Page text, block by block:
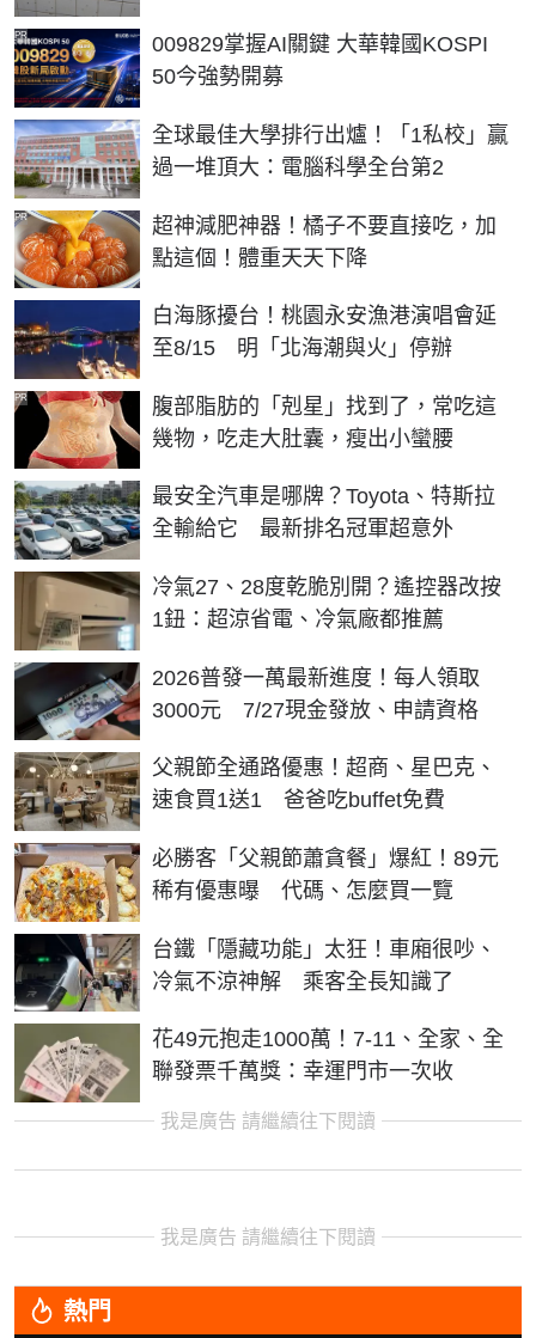
009829掌握AI關鍵 大華韓國KOSPI
50今強勢開募
PR
全球最佳大學排行出爐！「1私校」贏
過一堆頂大：電腦科學全台第2
超神減肥神器！橘子不要直接吃，加
點這個！體重天天下降
PR
白海豚擾台！桃園永安漁港演唱會延
至8/15 明「北海潮與火」停辦
腹部脂肪的「剋星」找到了，常吃這
幾物，吃走大肚囊，瘦出小蠻腰
PR
最安全汽車是哪牌？Toyota、特斯拉
全輸給它 最新排名冠軍超意外
冷氣27、28度乾脆別開？遙控器改按
1鈕：超涼省電、冷氣廠都推薦
2026普發一萬最新進度！每人領取
3000元 7/27現金發放、申請資格
父親節全通路優惠！超商、星巴克、
速食買1送1 爸爸吃buffet免費
必勝客「父親節蕭貪餐」爆紅！89元
稀有優惠曝 代碼、怎麼買一覽
台鐵「隱藏功能」太狂！車廂很吵、
冷氣不涼神解 乘客全長知識了
花49元抱走1000萬！7-11、全家、全
聯發票千萬獎：幸運門市一次收
我是廣告 請繼續往下閱讀
我是廣告 請繼續往下閱讀
熱門